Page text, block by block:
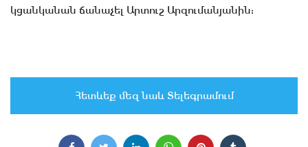
կցանկանան ճանաչել Արտուշ Արզումանյանին:
Հետևեք մեզ նաև Տելեգրամում